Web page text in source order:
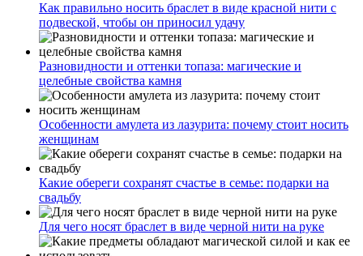
Как правильно носить браслет в виде красной нити с
подвеской, чтобы он приносил удачу
Разновидности и оттенки топаза: магические и
целебные свойства камня
Особенности амулета из лазурита: почему стоит носить
женщинам
Какие обереги сохранят счастье в семье: подарки на
свадьбу
Для чего носят браслет в виде черной нити на руке